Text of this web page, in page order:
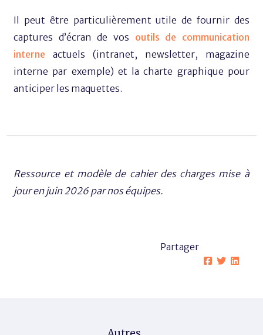
Il peut être particulièrement utile de fournir des
captures d’écran de vos outils de communication
interne actuels (intranet, newsletter, magazine
interne par exemple) et la charte graphique pour
anticiper les maquettes.
Ressource et modèle de cahier des charges mise à
jour en juin 2026 par nos équipes.
Partager